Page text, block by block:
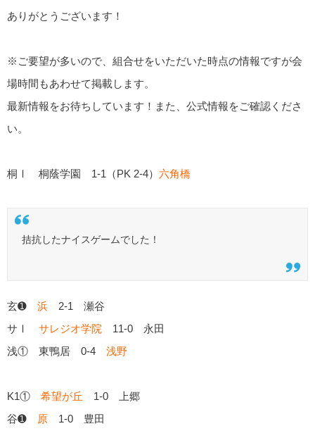
ありがとうございます！
※ご要望が多いので、組合せをいただいた時点の情報ですが会
場時間もあわせて掲載します。
最新情報をお待ちしています！また、公式情報をご確認くださ
い。
桐Ⅰ 桐蔭学園 1-1（PK 2-4） 六角橋
拮抗したナイスゲームでした！
玄➊ 浜 2-1 瀬谷
サⅠ サレジオ学院 11-0 永田
浅① 東鴨居 0-4 浅野
K1① 希望が丘 1-0 上郷
谷➊
原 1-0 豊田